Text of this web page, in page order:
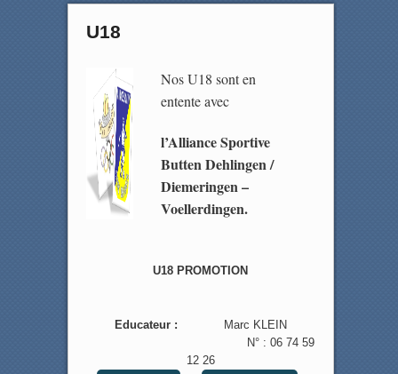
U18
Nos U18 sont en
entente avec
l’Alliance Sportive
Butten Dehlingen /
Diemeringen –
Voellerdingen.
U18 PROMOTION
Educateur : Marc KLEIN
N° : 06 74 59
12 26